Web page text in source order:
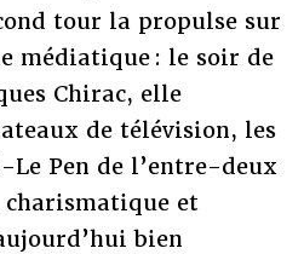
tour la propulse sur
médiatique : le soir de
Chirac, elle
de télévision, les
Pen de l’entre-deux
et
bien